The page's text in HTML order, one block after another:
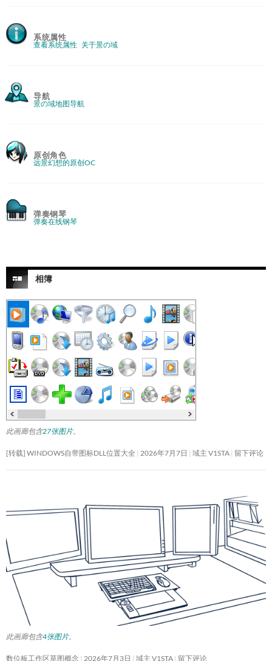
系统属性
查看系统属性 关于景の域
导航
景の域地图导航
原创角色
远景幻想的原创OC
弹奏钢琴
弹奏在线钢琴
相簿
此画廊包含27张图片。
[转载] WINDOWS自带图标DLL位置大全 2026年7月7日 域主 V1STA 留下评论
此画廊包含4张图片。
数位板工作区草图概念 2026年7月3日 域主 V1STA 留下评论